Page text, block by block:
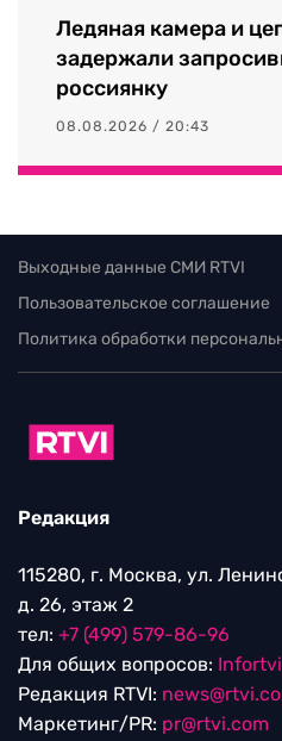
Ледяная камера и
задержали
россиянку
08.08.2026 / 20:43
Выходные данные СМИ RTVI
Пользовательское соглашение
Политика обработки
Редакция
115280, г. Москва, ул.
д. 26, этаж 2
тел: +7 (499) 579-86-96
Для общих вопросов:
Редакция RTVI:
Маркетинг/PR: pr@rtvi.com